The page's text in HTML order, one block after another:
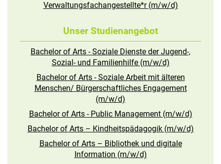
Verwaltungsfachangestellte*r (m/w/d)
Unser Studienangebot
Bachelor of Arts - Soziale Dienste der Jugend-,
Sozial- und Familienhilfe (m/w/d)
Bachelor of Arts - Soziale Arbeit mit älteren
Menschen/ Bürgerschaftliches Engagement
(m/w/d)
Bachelor of Arts - Public Management (m/w/d)
Bachelor of Arts – Kindheitspädagogik (m/w/d)
Bachelor of Arts – Bibliothek und digitale
Information (m/w/d)